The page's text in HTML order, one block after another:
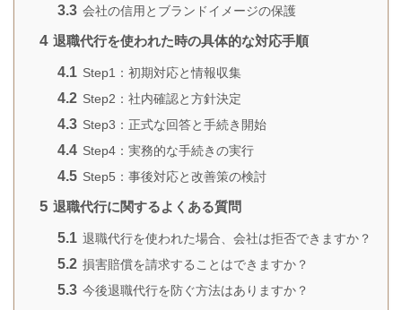
3.3 会社の信用とブランドイメージの保護
4 退職代行を使われた時の具体的な対応手順
4.1 Step1：初期対応と情報収集
4.2 Step2：社内確認と方針決定
4.3 Step3：正式な回答と手続き開始
4.4 Step4：実務的な手続きの実行
4.5 Step5：事後対応と改善策の検討
5 退職代行に関するよくある質問
5.1 退職代行を使われた場合、会社は拒否できますか？
5.2 損害賠償を請求することはできますか？
5.3 今後退職代行を防ぐ方法はありますか？